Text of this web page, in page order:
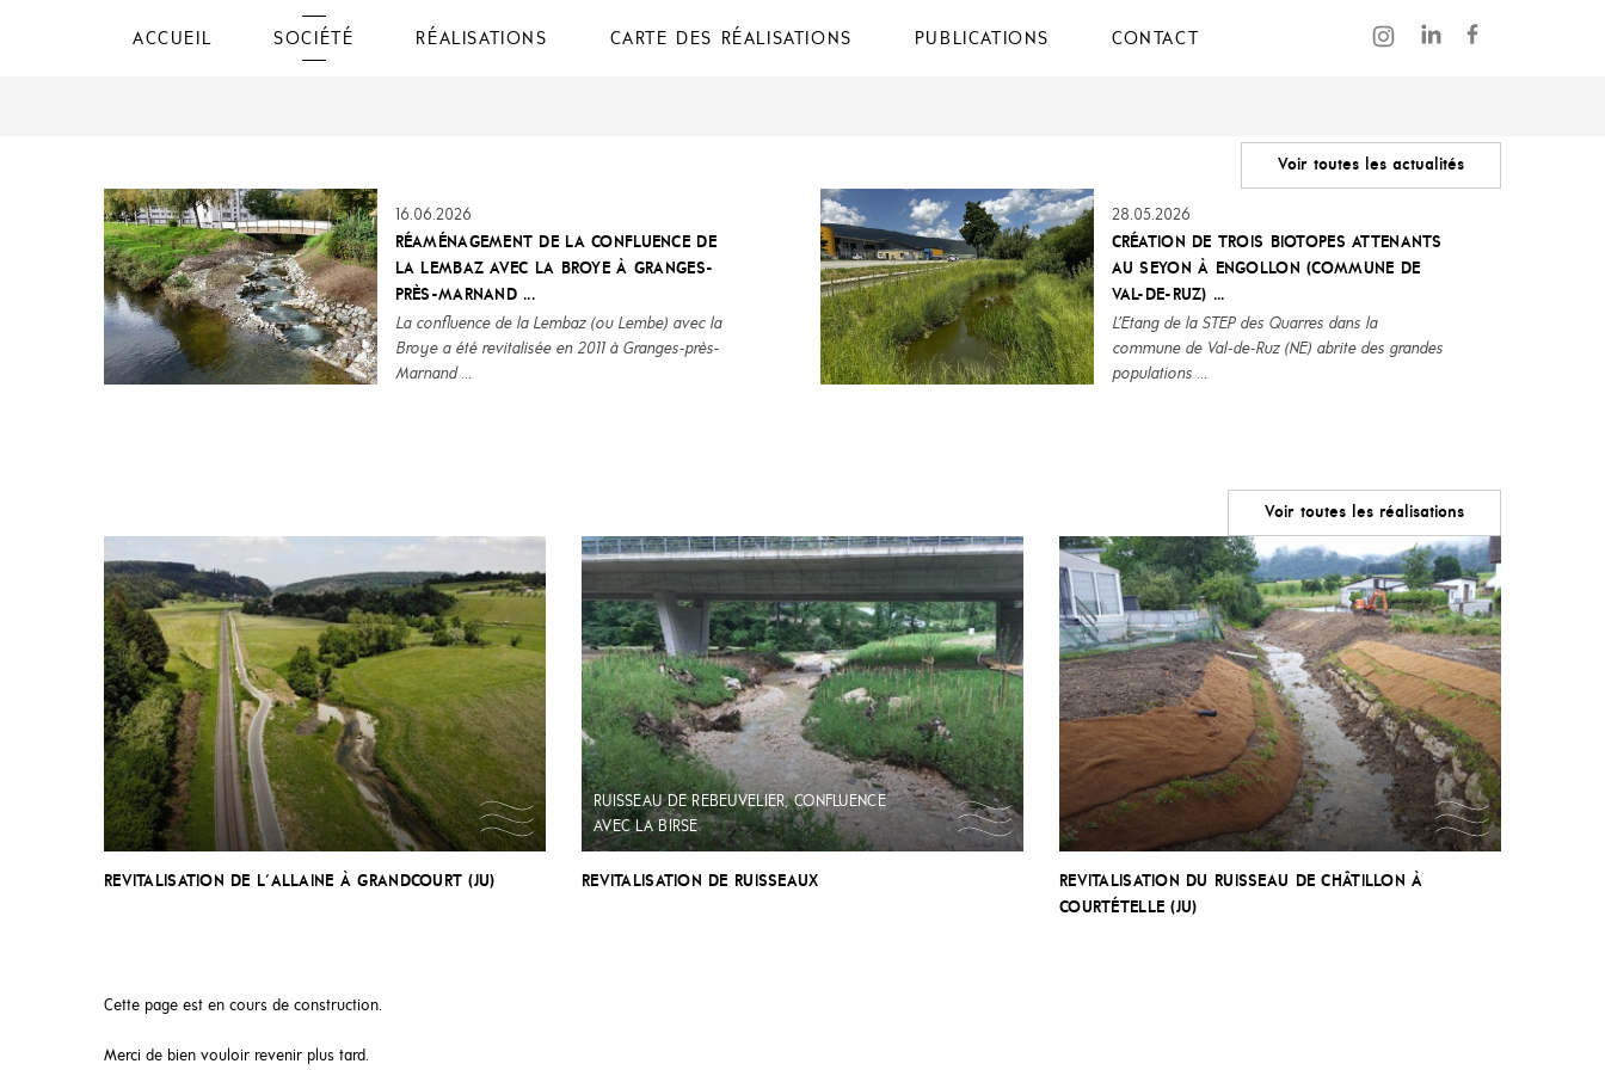
ACCUEIL SOCIÉTÉ RÉALISATIONS CARTE DES RÉALISATIONS PUBLICATIONS CONTACT
Voir toutes les actualités
16.06.2026
RÉAMÉNAGEMENT DE LA CONFLUENCE DE
LA LEMBAZ AVEC LA BROYE À GRANGES-
PRÈS-MARNAND ...
La confluence de la Lembaz (ou Lembe) avec la
Broye a été revitalisée en 2011 à Granges-près-
Marnand ...
28.05.2026
CRÉATION DE TROIS BIOTOPES ATTENANTS
AU SEYON À ENGOLLON (COMMUNE DE
VAL-DE-RUZ) ...
L’Etang de la STEP des Quarres dans la
commune de Val-de-Ruz (NE) abrite des grandes
populations ...
Voir toutes les réalisations
REVITALISATION DE L'ALLAINE À GRANDCOURT (JU)
RUISSEAU DE REBEUVELIER, CONFLUENCE
AVEC LA BIRSE
REVITALISATION DE RUISSEAUX
REVITALISATION DU RUISSEAU DE CHÂTILLON À
COURTÉTELLE (JU)
Cette page est en cours de construction.
Merci de bien vouloir revenir plus tard.